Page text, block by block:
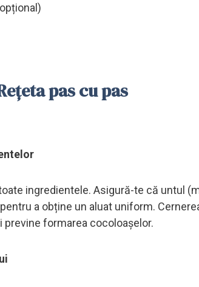
pas cu pas
ingredientele. Asigură-te că untul
a obține un aluat uniform.
previne formarea cocoloașelor.